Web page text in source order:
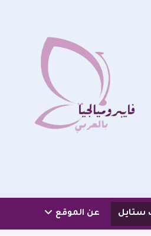
ستايل عن الموقع